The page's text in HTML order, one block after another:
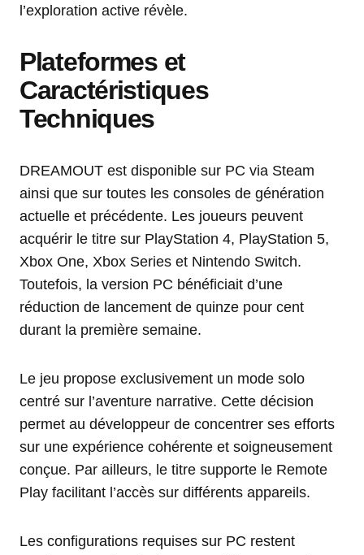
l’exploration active révèle.
Plateformes et
Caractéristiques
Techniques
DREAMOUT est disponible sur PC via Steam
ainsi que sur toutes les consoles de génération
actuelle et précédente. Les joueurs peuvent
acquérir le titre sur PlayStation 4, PlayStation 5,
Xbox One, Xbox Series et Nintendo Switch.
Toutefois, la version PC bénéficiait d’une
réduction de lancement de quinze pour cent
durant la première semaine.
Le jeu propose exclusivement un mode solo
centré sur l’aventure narrative. Cette décision
permet au développeur de concentrer ses efforts
sur une expérience cohérente et soigneusement
conçue. Par ailleurs, le titre supporte le Remote
Play facilitant l’accès sur différents appareils.
Les configurations requises sur PC restent